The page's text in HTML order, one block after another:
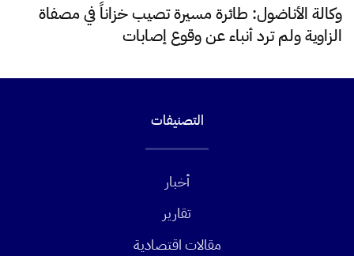
وكالة الأناضول: طائرة مسيرة تصيب خزاناً في مصفاة
الزاوية ولم ترد أنباء عن وقوع إصابات
التصنيفات
أخبار
تقارير
مقالات اقتصادية